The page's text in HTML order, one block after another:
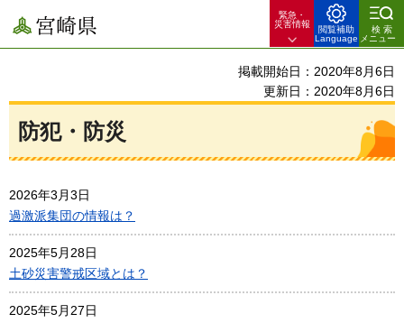
宮崎県
緊急・
災害情報
閲覧補助
Language
検索
メニュー
掲載開始日：2020年8月6日
更新日：2020年8月6日
防犯・防災
2026年3月3日
過激派集団の情報は？
2025年5月28日
土砂災害警戒区域とは？
2025年5月27日